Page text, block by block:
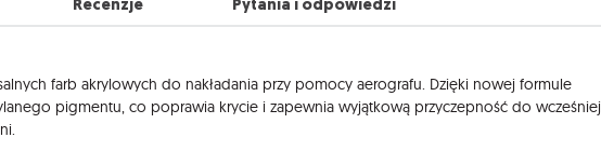
Recenzje Pytania i odpowiedzi
farb akrylowych do nakładania przy pomocy aerografu. Dzięki nowej formule
pigmentu, co poprawia krycie i zapewnia wyjątkową przyczepność do wcześniej